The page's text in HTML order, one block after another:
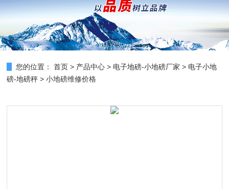
您的位置： 首页 > 产品中心 > 电子地磅-小地磅厂家 > 电子小地
磅-地磅秤 > 小地磅维修价格